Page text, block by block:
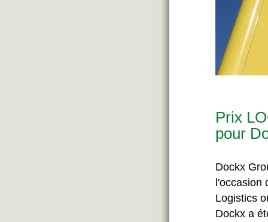
Prix
pour
Dockx
l'occasion
Logistics
Dockx a